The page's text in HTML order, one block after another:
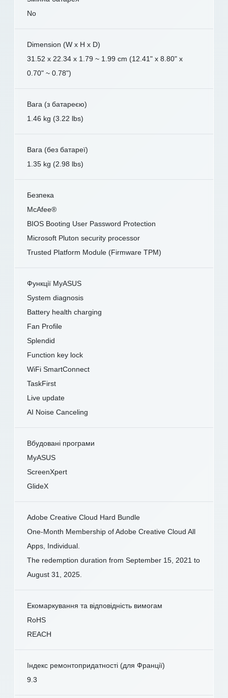
No
Dimension (W x H x D)
31.52 x 22.34 x 1.79 ~ 1.99 cm (12.41" x 8.80" x
0.70" ~ 0.78")
Вага (з батареєю)
1.46 kg (3.22 lbs)
Вага (без батареї)
1.35 kg (2.98 lbs)
Безпека
McAfee®
BIOS Booting User Password Protection
Microsoft Pluton security processor
Trusted Platform Module (Firmware TPM)
Функції MyASUS
System diagnosis
Battery health charging
Fan Profile
Splendid
Function key lock
WiFi SmartConnect
TaskFirst
Live update
AI Noise Canceling
Вбудовані програми
MyASUS
ScreenXpert
GlideX
Adobe Creative Cloud Hard Bundle
One-Month Membership of Adobe Creative Cloud All
Apps, Individual.
The redemption duration from September 15, 2021 to
August 31, 2025.
Екомаркування та відповідність вимогам
RoHS
REACH
Індекс ремонтопридатності (для Франції)
9.3